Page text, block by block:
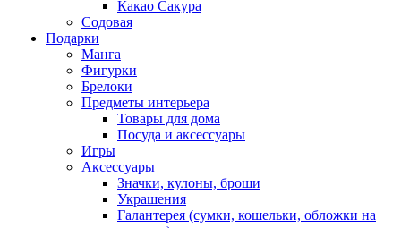
Какао Сакура
Содовая
Подарки
Манга
Фигурки
Брелоки
Предметы интерьера
Товары для дома
Посуда и аксессуары
Игры
Аксессуары
Значки, кулоны, броши
Украшения
Галантерея (сумки, кошельки, обложки на